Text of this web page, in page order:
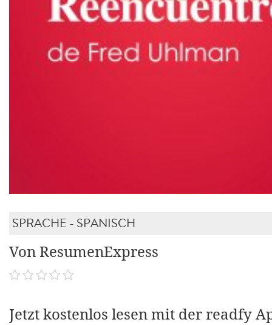
SPRACHE - SPANISCH
Von ResumenExpress
Jetzt kostenlos lesen mit der readfy